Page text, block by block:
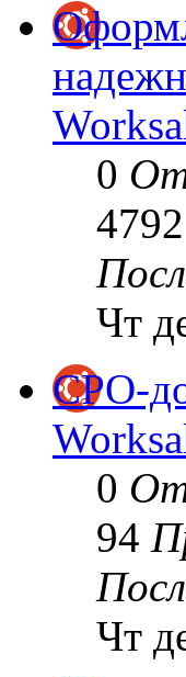
0
4792
Чт
СРО-
0
94
Чт